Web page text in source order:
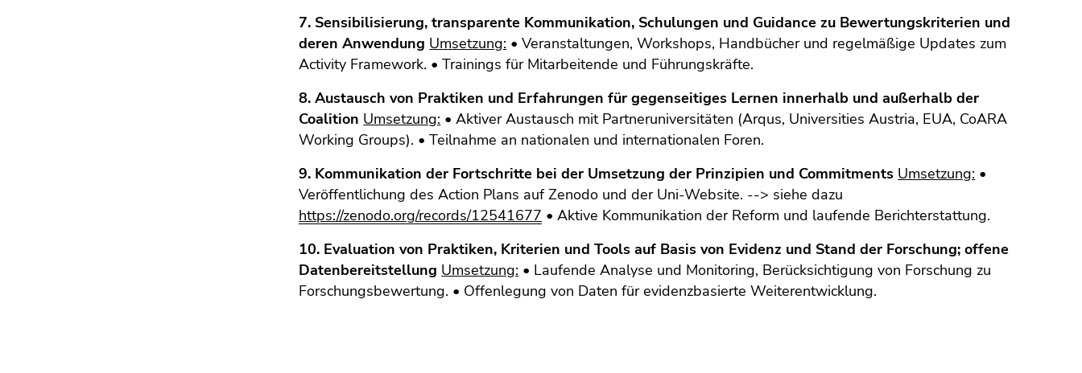
7. Sensibilisierung, transparente Kommunikation, Schulungen und Guidance zu Bewertungskriterien und
deren Anwendung Umsetzung: • Veranstaltungen, Workshops, Handbücher und regelmäßige Updates zum
Activity Framework. • Trainings für Mitarbeitende und Führungskräfte.
8. Austausch von Praktiken und Erfahrungen für gegenseitiges Lernen innerhalb und außerhalb der
Coalition Umsetzung: • Aktiver Austausch mit Partneruniversitäten (Arqus, Universities Austria, EUA, CoARA
Working Groups). • Teilnahme an nationalen und internationalen Foren.
9. Kommunikation der Fortschritte bei der Umsetzung der Prinzipien und Commitments Umsetzung: •
Veröffentlichung des Action Plans auf Zenodo und der Uni-Website. --> siehe dazu
https://zenodo.org/records/12541677 • Aktive Kommunikation der Reform und laufende Berichterstattung.
10. Evaluation von Praktiken, Kriterien und Tools auf Basis von Evidenz und Stand der Forschung; offene
Datenbereitstellung Umsetzung: • Laufende Analyse und Monitoring, Berücksichtigung von Forschung zu
Forschungsbewertung. • Offenlegung von Daten für evidenzbasierte Weiterentwicklung.